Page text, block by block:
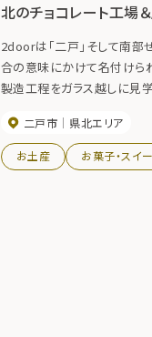
北のチョコレート工場
2doorは「二戸」そして南部
合の意味にかけて名付けら
製造工程をガラス越しに見
り楽しめます。
二戸市 県北エリア
お土産 お菓子・スイ